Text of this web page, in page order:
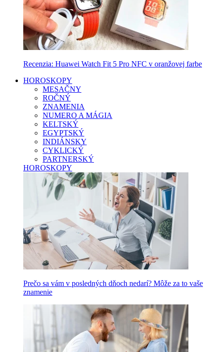
Recenzia: Huawei Watch Fit 5 Pro NFC v oranžovej farbe
HOROSKOPY
MESAČNY
ROČNÝ
ZNAMENIA
NUMERO A MÁGIA
KELTSKÝ
EGYPTSKÝ
INDIÁNSKY
CYKLICKÝ
PARTNERSKÝ
HOROSKOPY
Prečo sa vám v posledných dňoch nedarí? Môže za to vaše
znamenie